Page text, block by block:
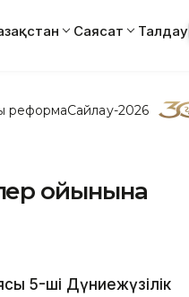
Саясат Талдау
реформаСайлау-2026
ойынына
5-ші Дүниежүзілік